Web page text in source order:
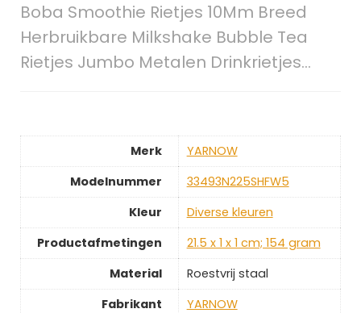
Boba Smoothie Rietjes 10Mm Breed
Herbruikbare Milkshake Bubble Tea
Rietjes Jumbo Metalen Drinkrietjes…
Merk
‎YARNOW
Modelnummer
‎33493N225SHFW5
Kleur
‎Diverse kleuren
Productafmetingen
‎21.5 x 1 x 1 cm; 154 gram
Material
‎Roestvrij staal
Fabrikant
‎YARNOW